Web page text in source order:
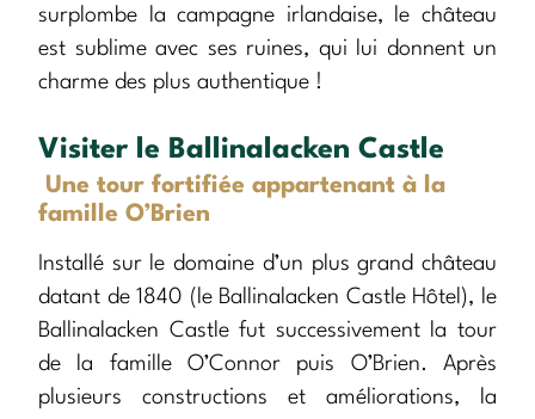
surplombe la campagne irlandaise, le château
est sublime avec ses ruines, qui lui donnent un
charme des plus authentique !
Visiter le Ballinalacken Castle
Une tour fortifiée appartenant à la
famille O’Brien
Installé sur le domaine d’un plus grand château
datant de 1840 (le Ballinalacken Castle Hôtel), le
Ballinalacken Castle fut successivement la tour
de la famille O’Connor puis O’Brien. Après
plusieurs constructions et améliorations, la